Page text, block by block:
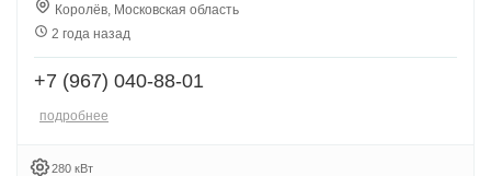
Королёв, Московская область
2 года назад
+7 (967) 040-88-01
подробнее
280 кВт